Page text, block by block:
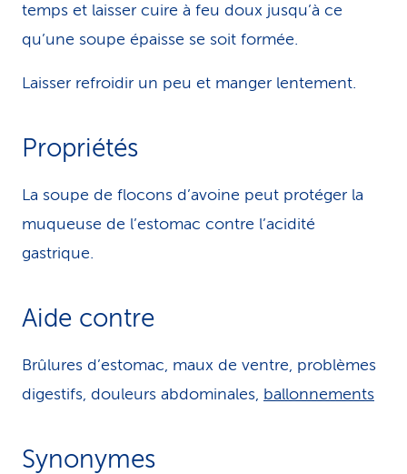
temps et laisser cuire à feu doux jusqu’à ce
qu’une soupe épaisse se soit formée.
Laisser refroidir un peu et manger lentement.
Propriétés
La soupe de flocons d’avoine peut protéger la
muqueuse de l’estomac contre l’acidité
gastrique.
Aide contre
Brûlures d’estomac, maux de ventre, problèmes
digestifs, douleurs abdominales, ballonnements
Synonymes